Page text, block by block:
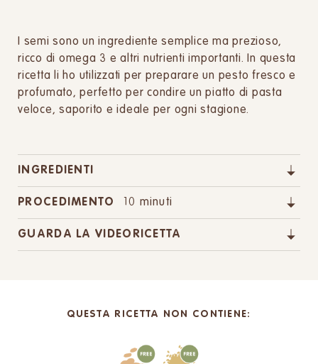
I semi sono un ingrediente semplice ma prezioso,
ricco di omega 3 e altri nutrienti importanti. In questa
ricetta li ho utilizzati per preparare un pesto fresco e
profumato, perfetto per condire un piatto di pasta
veloce, saporito e ideale per ogni stagione.
INGREDIENTI
PROCEDIMENTO 10 minuti
GUARDA LA VIDEORICETTA
QUESTA RICETTA NON CONTIENE: